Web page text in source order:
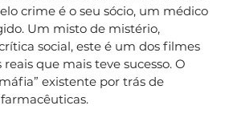
crime é o seu sócio, um médico
Um misto de mistério,
social, este é um dos filmes
que mais teve sucesso. O
existente por trás de